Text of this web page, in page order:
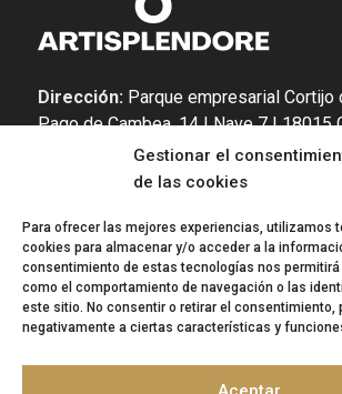
Gestionar el
de las cookies
Para ofrecer las mejores experiencias, utilizamos
cookies para almacenar y/o acceder a la
consentimiento de estas tecnologías nos
como el comportamiento de navegación o las
este sitio. No consentir o retirar el consentimiento,
negativamente a ciertas características y
Dirección: Parque empresarial Cortijo
Pago de Cambea, 14 | Nave 7 | 18015
958 167 377
Trabaja con nosotros
Canal de denuncias